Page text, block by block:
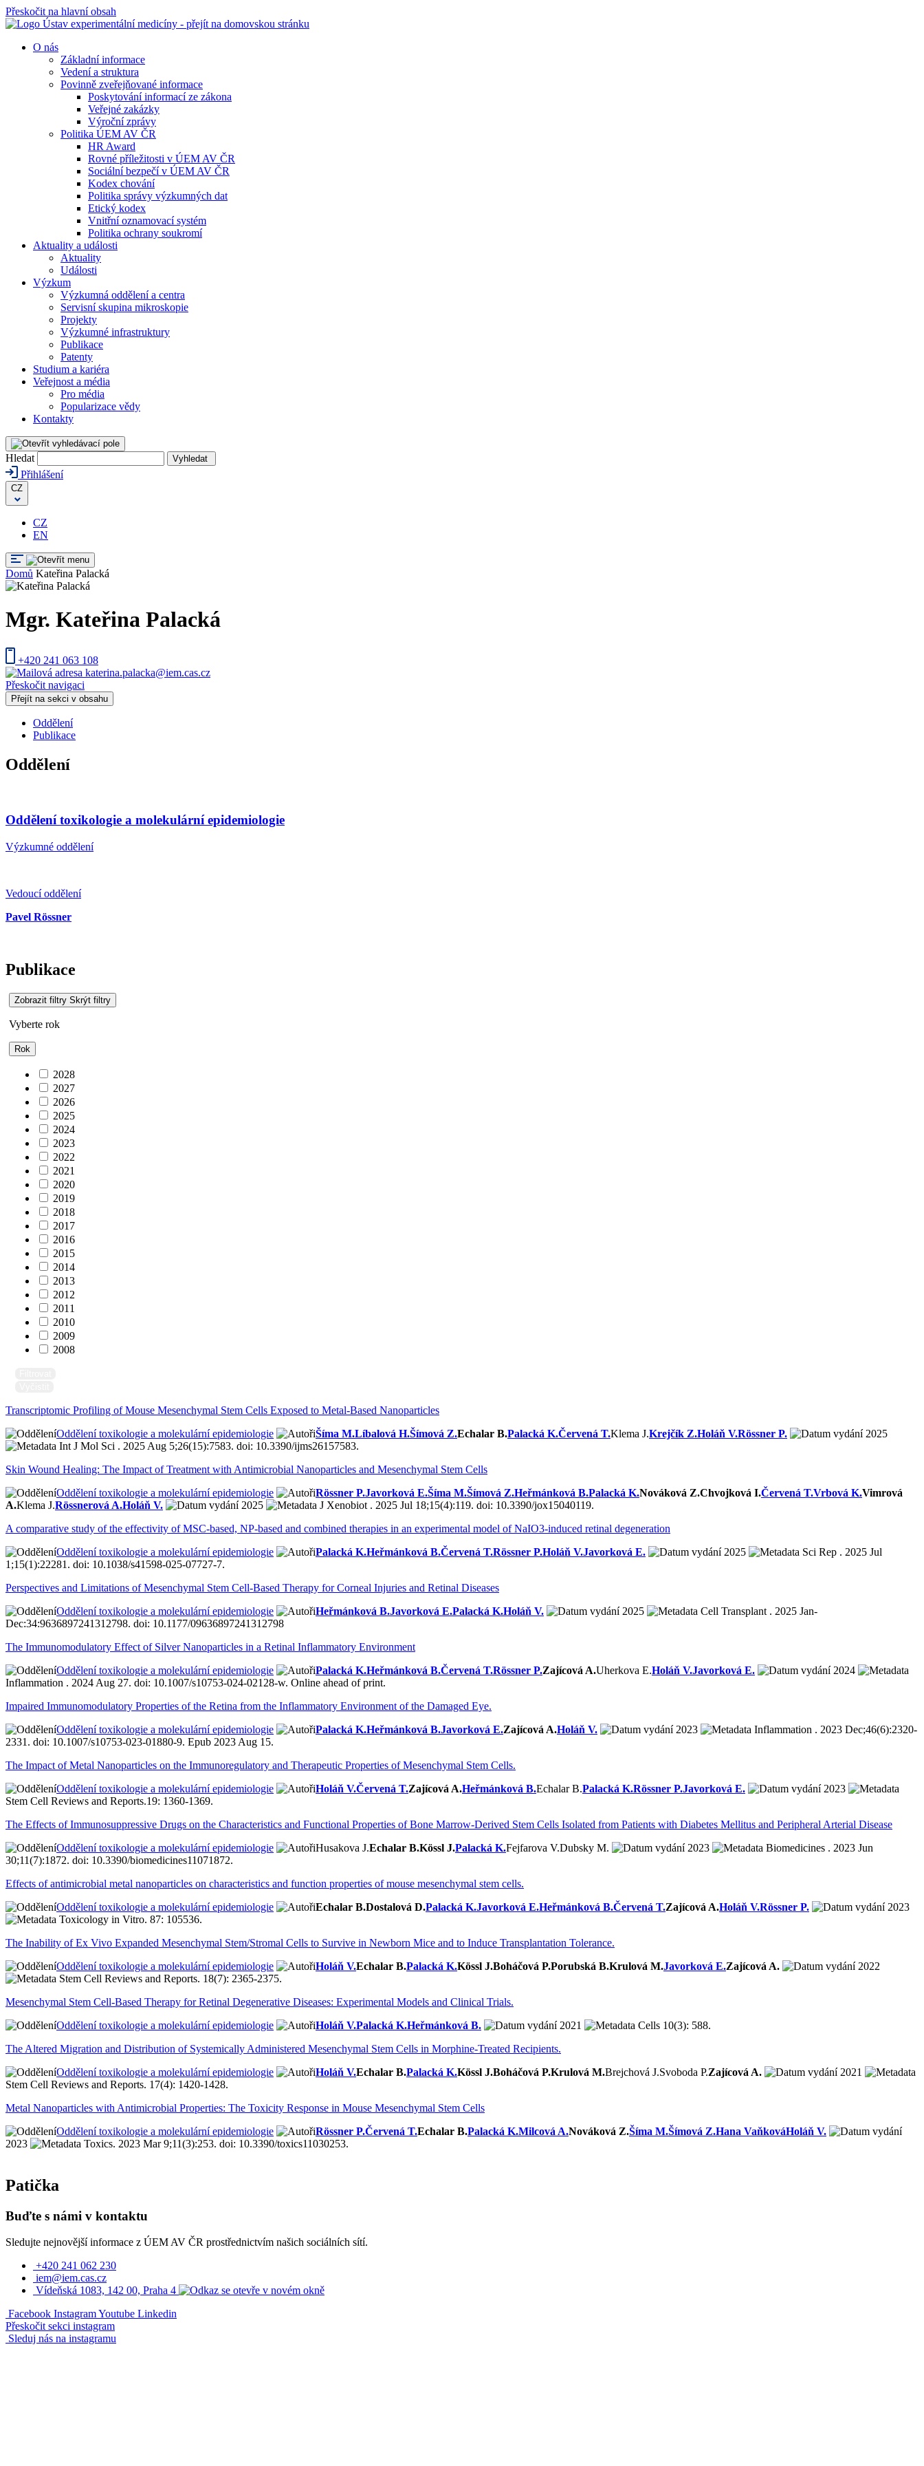
Přeskočit na hlavní obsah
O nás
Základní informace
Vedení a struktura
Povinně zveřejňované informace
Poskytování informací ze zákona
Veřejné zakázky
Výroční zprávy
Politika ÚEM AV ČR
HR Award
Rovné příležitosti v ÚEM AV ČR
Sociální bezpečí v ÚEM AV ČR
Kodex chování
Politika správy výzkumných dat
Etický kodex
Vnitřní oznamovací systém
Politika ochrany soukromí
Aktuality a události
Aktuality
Události
Výzkum
Výzkumná oddělení a centra
Servisní skupina mikroskopie
Projekty
Výzkumné infrastruktury
Publikace
Patenty
Studium a kariéra
Veřejnost a média
Pro média
Popularizace vědy
Kontakty
Hledat Vyhledat
Přihlášení
CZ
CZ
EN
Domů Kateřina Palacká
Mgr. Kateřina Palacká
+420 241 063 108
katerina.palacka@iem.cas.cz
Přeskočit navigaci
Přejít na sekci v obsahu
Oddělení
Publikace
Oddělení
Oddělení toxikologie a molekulární epidemiologie
Výzkumné oddělení
Vedoucí oddělení
Pavel Rössner
Publikace
Zobrazit filtry Skrýt filtry
Vyberte rok
Rok
2028
2027
2026
2025
2024
2023
2022
2021
2020
2019
2018
2017
2016
2015
2014
2013
2012
2011
2010
2009
2008
Transcriptomic Profiling of Mouse Mesenchymal Stem Cells Exposed to Metal-Based Nanoparticles
Oddělení toxikologie a molekulární epidemiologie
Šíma M.Líbalová H.Šímová Z.Echalar B.Palacká K.Červená T.Klema J.Krejčík Z.Holáň V.Rössner P.
2025
Int J Mol Sci . 2025 Aug 5;26(15):7583. doi: 10.3390/ijms26157583.
Skin Wound Healing: The Impact of Treatment with Antimicrobial Nanoparticles and Mesenchymal Stem Cells
Oddělení toxikologie a molekulární epidemiologie
Rössner P.Javorková E.Šíma M.Šímová Z.Heřmánková B.Palacká K.Nováková Z.Chvojková I.Červená T.Vrbová K.Vimrová
A.Klema J.Rössnerová A.Holáň V. 2025
J Xenobiot . 2025 Jul 18;15(4):119. doi: 10.3390/jox15040119.
A comparative study of the effectivity of MSC-based, NP-based and combined therapies in an experimental model of NaIO3-induced retinal degeneration
Oddělení toxikologie a molekulární epidemiologie
Palacká K.Heřmánková B.Červená T.Rössner P.Holáň V.Javorková E. 2025
Sci Rep . 2025 Jul
1;15(1):22281. doi: 10.1038/s41598-025-07727-7.
Perspectives and Limitations of Mesenchymal Stem Cell-Based Therapy for Corneal Injuries and Retinal Diseases
Oddělení toxikologie a molekulární epidemiologie
Heřmánková B.Javorková E.Palacká K.Holáň V. 2025
Cell Transplant . 2025 Jan-
Dec:34:9636897241312798. doi: 10.1177/09636897241312798
The Immunomodulatory Effect of Silver Nanoparticles in a Retinal Inflammatory Environment
Oddělení toxikologie a molekulární epidemiologie
Palacká K.Heřmánková B.Červená T.Rössner P.Zajícová A.Uherkova E.Holáň V.Javorková E.
2024
Inflammation . 2024 Aug 27. doi: 10.1007/s10753-024-02128-w. Online ahead of print.
Impaired Immunomodulatory Properties of the Retina from the Inflammatory Environment of the Damaged Eye.
Oddělení toxikologie a molekulární epidemiologie
Palacká K.Heřmánková B.Javorková E.Zajícová A.Holáň V. 2023
Inflammation . 2023 Dec;46(6):2320-
2331. doi: 10.1007/s10753-023-01880-9. Epub 2023 Aug 15.
The Impact of Metal Nanoparticles on the Immunoregulatory and Therapeutic Properties of Mesenchymal Stem Cells.
Oddělení toxikologie a molekulární epidemiologie
Holáň V.Červená T.Zajícová A.Heřmánková B.Echalar B.Palacká K.Rössner P.Javorková E.
2023
Stem Cell Reviews and Reports.19: 1360-1369.
The Effects of Immunosuppressive Drugs on the Characteristics and Functional Properties of Bone Marrow-Derived Stem Cells Isolated from Patients with Diabetes Mellitus and Peripheral Arterial Disease
Oddělení toxikologie a molekulární epidemiologie
Husakova J.Echalar B.Kössl J.Palacká K.Fejfarova V.Dubsky M. 2023
Biomedicines . 2023 Jun
30;11(7):1872. doi: 10.3390/biomedicines11071872.
Effects of antimicrobial metal nanoparticles on characteristics and function properties of mouse mesenchymal stem cells.
Oddělení toxikologie a molekulární epidemiologie
Echalar B.Dostalová D.Palacká K.Javorková E.Heřmánková B.Červená T.Zajícová A.Holáň V.Rössner P.
2023
Toxicology in Vitro. 87: 105536.
The Inability of Ex Vivo Expanded Mesenchymal Stem/Stromal Cells to Survive in Newborn Mice and to Induce Transplantation Tolerance.
Oddělení toxikologie a molekulární epidemiologie
Holáň V.Echalar B.Palacká K.Kössl J.Boháčová P.Porubská B.Krulová M.Javorková E.Zajícová A.
2022
Stem Cell Reviews and Reports. 18(7): 2365-2375.
Mesenchymal Stem Cell-Based Therapy for Retinal Degenerative Diseases: Experimental Models and Clinical Trials.
Oddělení toxikologie a molekulární epidemiologie
Holáň V.Palacká K.Heřmánková B. 2021
Cells 10(3): 588.
The Altered Migration and Distribution of Systemically Administered Mesenchymal Stem Cells in Morphine-Treated Recipients.
Oddělení toxikologie a molekulární epidemiologie
Holáň V.Echalar B.Palacká K.Kössl J.Boháčová P.Krulová M.Brejchová J.Svoboda P.Zajícová A.
2021
Stem Cell Reviews and Reports. 17(4): 1420-1428.
Metal Nanoparticles with Antimicrobial Properties: The Toxicity Response in Mouse Mesenchymal Stem Cells
Oddělení toxikologie a molekulární epidemiologie
Rössner P.Červená T.Echalar B.Palacká K.Milcová A.Nováková Z.Šíma M.Šímová Z.Hana VaňkováHoláň V.
2023
Toxics. 2023 Mar 9;11(3):253. doi: 10.3390/toxics11030253.
Patička
Buďte s námi v kontaktu
Sledujte nejnovější informace z ÚEM AV ČR prostřednictvím našich sociálních sítí.
+420 241 062 230
iem@iem.cas.cz
Vídeňská 1083, 142 00, Praha 4
Facebook InstagramYoutube Linkedin
Přeskočit sekci instagram
Sleduj nás na instagramu